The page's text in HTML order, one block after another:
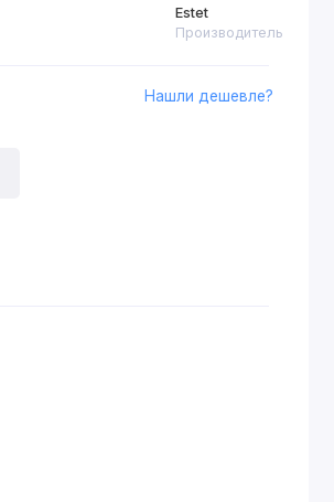
Estet
Производитель
Нашли дешевле?